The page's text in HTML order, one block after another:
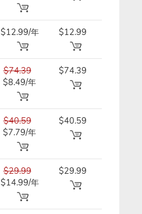
$12.99/年 $12.99
$74.39
$8.49/年
$74.39
$40.59
$7.79/年
$40.59
$29.99
$14.99/年
$29.99